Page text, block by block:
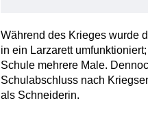
Während des Krieges wurde
in ein Larzarett
Schule mehrere Male.
Schulabschluss nach
als Schneiderin.